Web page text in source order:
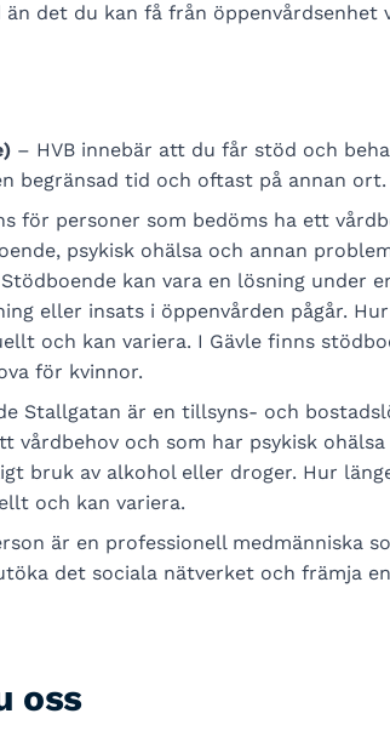
det du kan få från öppenvårdsenhet
– HVB innebär att du får stöd och
begränsad tid och oftast på annan ort.
för personer som bedöms ha ett
psykisk ohälsa och annan
kan vara en lösning under
eller insats i öppenvården pågår.
och kan variera. I Gävle finns
för kvinnor.
Stallgatan är en tillsyns- och
vårdbehov och som har psykisk ohälsa
bruk av alkohol eller droger. Hur
och kan variera.
är en professionell medmänniska
det sociala nätverket och främja
oss